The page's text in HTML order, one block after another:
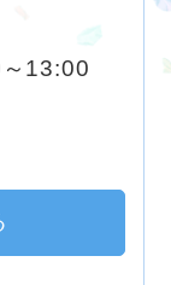
13:00